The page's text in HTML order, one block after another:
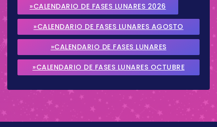
»CALENDARIO DE FASES LUNARES 2026
»CALENDARIO DE FASES LUNARES AGOSTO
2026
»CALENDARIO DE FASES LUNARES
SEPTIEMBRE 2026
»CALENDARIO DE FASES LUNARES OCTUBRE